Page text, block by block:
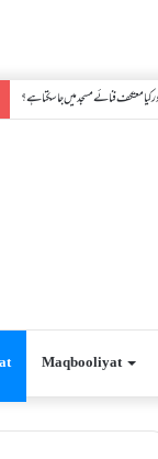
معتکف فنائے مسجد میں جا سکتا ہے؟
Maqbooliyat